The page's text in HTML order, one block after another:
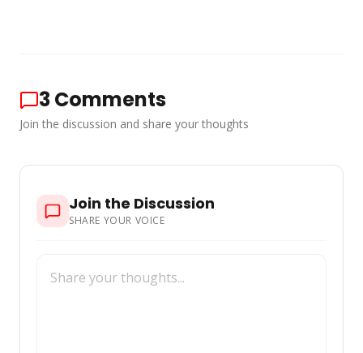
3Comments
Join the discussion and share your thoughts
Join the Discussion
SHARE YOUR VOICE